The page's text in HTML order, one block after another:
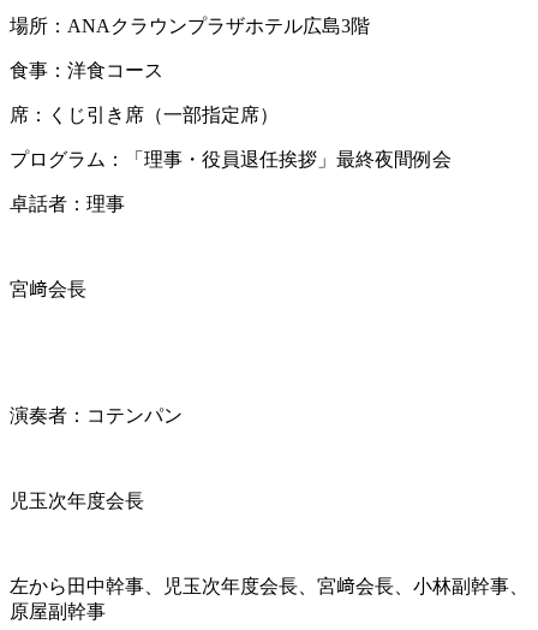
場所：ANAクラウンプラザホテル広島3階
食事：洋食コース
席：くじ引き席（一部指定席）
プログラム：「理事・役員退任挨拶」最終夜間例会
卓話者：理事
宮﨑会長
演奏者：コテンパン
児玉次年度会長
左から田中幹事、児玉次年度会長、宮﨑会長、小林副幹事、
原屋副幹事